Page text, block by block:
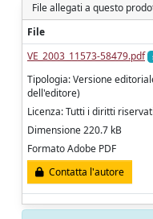
File allegati a questo
File
VE_2003_11573-58479.pdf
Tipologia: Versione
dell'editore)
Licenza: Tutti i diritti
Dimensione 220.7 kB
Formato Adobe PDF
Contatta l'autore